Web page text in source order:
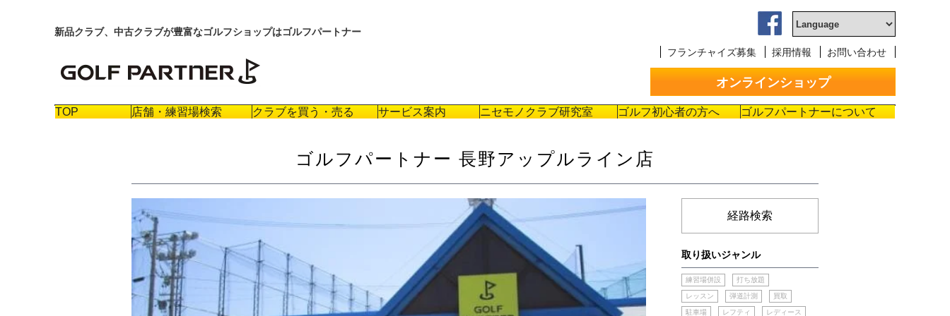
新品クラブ、中古クラブが豊富なゴルフショップはゴルフパートナー
フランチャイズ募集
採用情報 お問い合わせ
オンラインショップ
TOP 店舗・練習場検索 クラブを買う・売る サービス案内 ニセモノクラブ研究室 ゴルフ初心者の方へ ゴルフパートナーについて
ゴルフパートナー 長野アップルライン店
経路検索
取り扱いジャンル
練習場併設 打ち放題
レッスン 弾道計測 買取
駐車場 レフティ レディース